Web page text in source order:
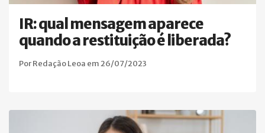
IR: qual mensagem aparece
quando a restituição é liberada?
Por Redação Leoa em 26/07/2023